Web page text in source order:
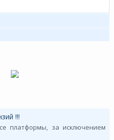
!!!
платформы, за исключением